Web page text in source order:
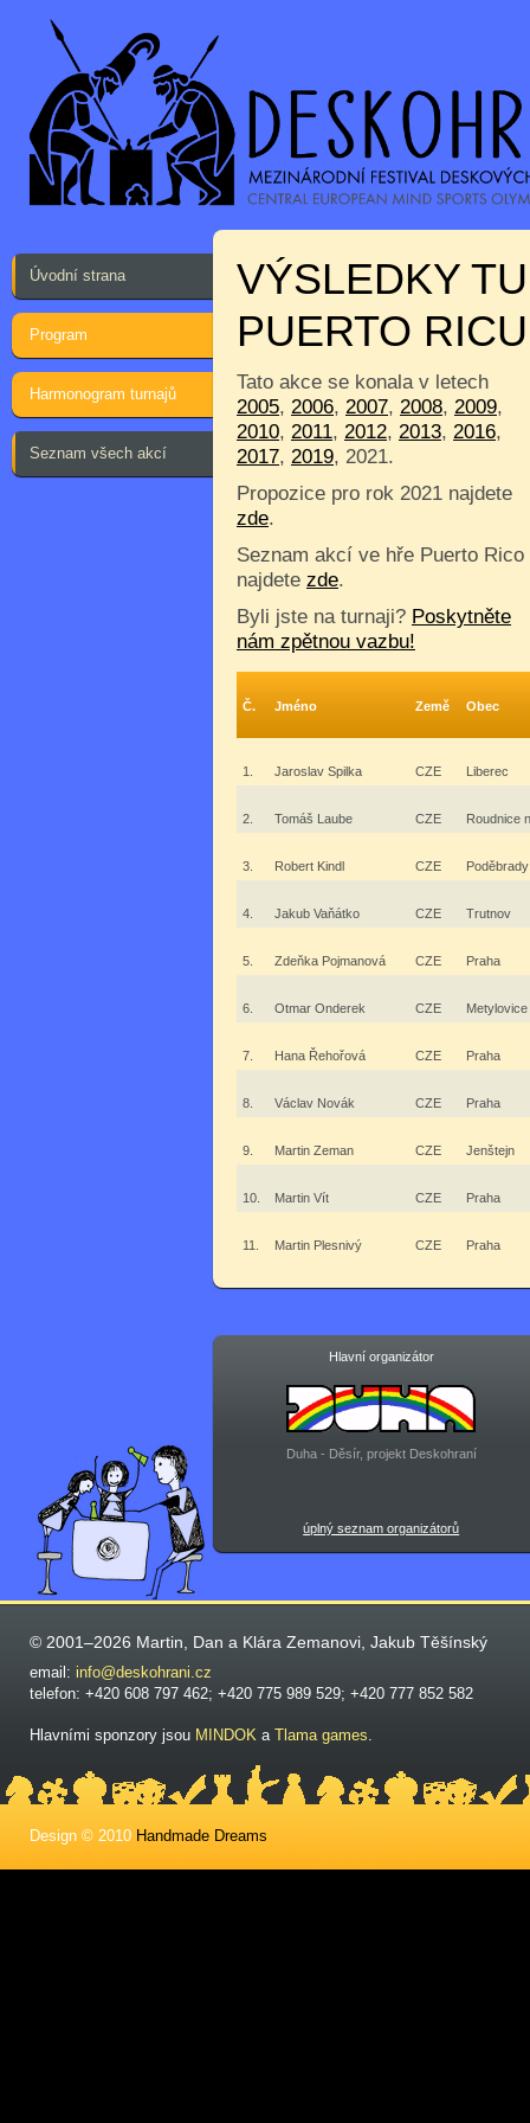
Úvodní strana
Program
Harmonogram turnajů
Seznam všech akcí
VÝSLEDKY
PUERTO RICU
Tato akce se konala v letech
2005, 2006, 2007, 2008, 2009,
2010, 2011, 2012, 2013, 2016,
2017, 2019, 2021.
Propozice pro rok 2021 najdete
zde.
Seznam akcí ve hře Puerto Rico
najdete zde.
Byli jste na turnaji? Poskytněte
nám zpětnou vazbu!
Č. Jméno Země Obec
1. Jaroslav Spilka CZE Liberec
2. Tomáš Laube CZE Roudnice
3. Robert Kindl CZE Poděbrady
4. Jakub Vaňátko CZE Trutnov
5. Zdeňka Pojmanová CZE Praha
6. Otmar Onderek CZE Metylovice
7. Hana Řehořová CZE Praha
8. Václav Novák CZE Praha
9. Martin Zeman CZE Jenštejn
10. Martin Vít CZE Praha
11. Martin Plesnivý CZE Praha
Hlavní organizátor
Duha - Děsír, projekt Deskohraní
úplný seznam organizátorů
© 2001–2026 Martin, Dan a Klára Zemanovi, Jakub Těšínský
email: info@deskohrani.cz
telefon: +420 608 797 462; +420 775 989 529; +420 777 852 582
Hlavními sponzory jsou MINDOK a Tlama games.
Design © 2010 Handmade Dreams